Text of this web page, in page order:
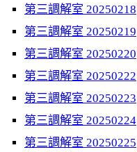
第三調解室 20250218
第三調解室 20250219
第三調解室 20250220
第三調解室 20250222
第三調解室 20250223
第三調解室 20250224
第三調解室 20250225